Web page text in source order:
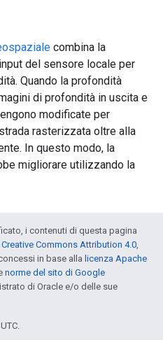
combina la
del sensore locale per
Quando la profondità
di profondità in uscita e
modificate per
rasterizzata oltre alla
In questo modo, la
migliorare utilizzando la
i contenuti di questa pagina
Commons Attribution 4.0
in base alla licenza Apache
norme del sito di Google
di Oracle e/o delle sue